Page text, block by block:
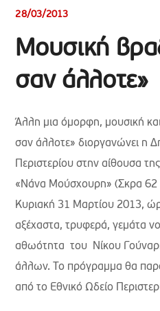
28/03/2013
Μουσική
σαν άλλοτε»
Άλλη μια όμορφη, μουσική
σαν άλλοτε» διοργανώνει η
Περιστερίου στην αίθουσα
«Νάνα Μούσχουρη» (Σκρα 62
Κυριακή 31 Μαρτίου 2013,
αξέχαστα, τρυφερά, γεμάτα
αθωότητα του Νίκου
άλλων. Το πρόγραμμα θα
από το Εθνικό Ωδείο